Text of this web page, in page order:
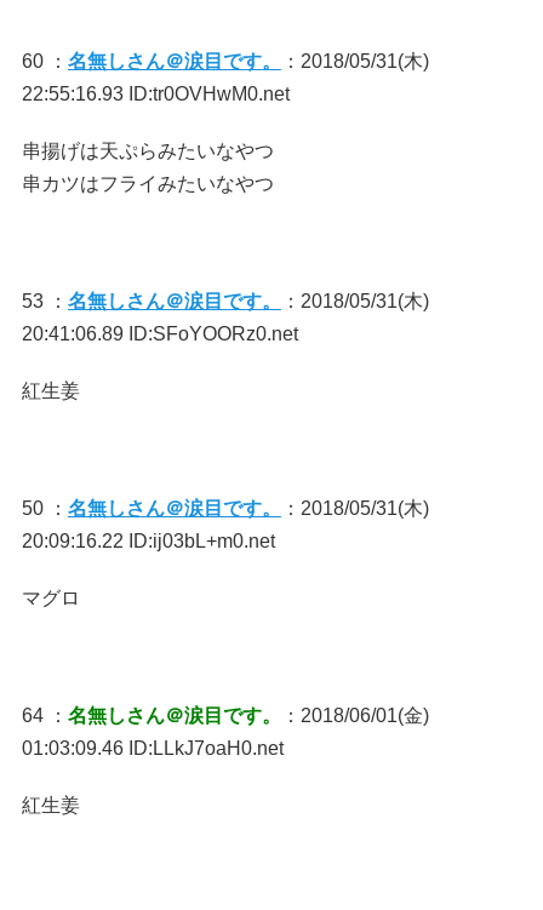
60 ： 名無しさん＠涙目です。
：2018/05/31(木)
22:55:16.93 ID:tr0OVHwM0.net
串揚げは天ぷらみたいなやつ
串カツはフライみたいなやつ
53 ： 名無しさん＠涙目です。
：2018/05/31(木)
20:41:06.89 ID:SFoYOORz0.net
紅生姜
50 ： 名無しさん＠涙目です。
：2018/05/31(木)
20:09:16.22 ID:ij03bL+m0.net
マグロ
64 ： 名無しさん＠涙目です。
：2018/06/01(金)
01:03:09.46 ID:LLkJ7oaH0.net
紅生姜